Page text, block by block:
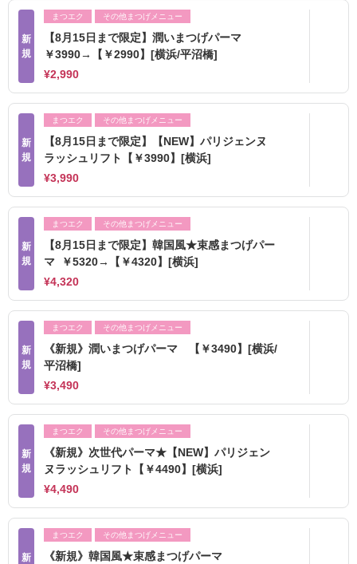
新
規
まつエク その他まつげメニュー
【8月15日まで限定】潤いまつげパーマ
￥3990→【￥2990】[横浜/平沼橋]
¥2,990
新
規
まつエク その他まつげメニュー
【8月15日まで限定】【NEW】パリジェンヌ
ラッシュリフト【￥3990】[横浜]
¥3,990
新
規
まつエク その他まつげメニュー
【8月15日まで限定】韓国風★束感まつげパー
マ ￥5320→【￥4320】[横浜]
¥4,320
新
規
まつエク その他まつげメニュー
《新規》潤いまつげパーマ 【￥3490】[横浜/
平沼橋]
¥3,490
新
規
まつエク その他まつげメニュー
《新規》次世代パーマ★【NEW】パリジェン
ヌラッシュリフト【￥4490】[横浜]
¥4,490
新
まつエク その他まつげメニュー
《新規》韓国風★束感まつげパーマ